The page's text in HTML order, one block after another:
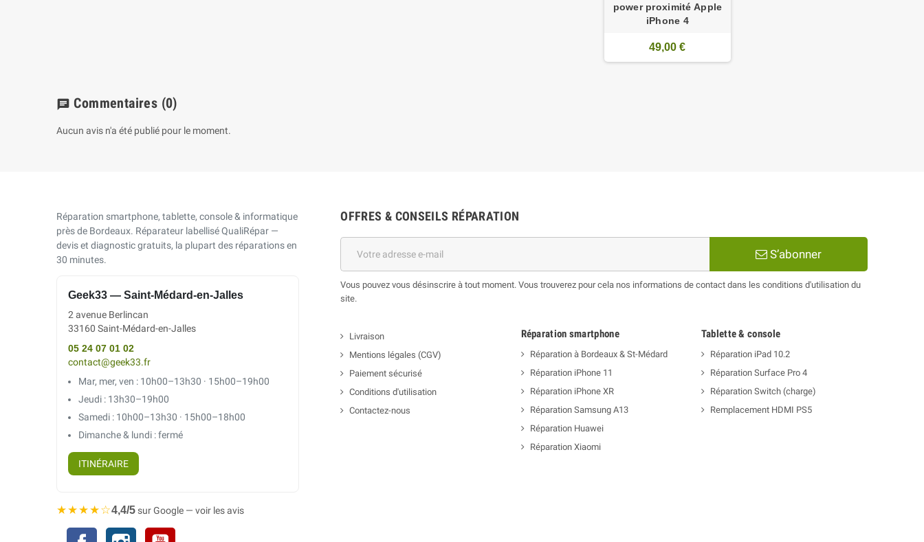
power proximité Apple
iPhone 4
49,00 €
chat Commentaires (0)
Aucun avis n'a été publié pour le moment.
Réparation smartphone, tablette, console & informatique
près de Bordeaux. Réparateur labellisé QualiRépar —
devis et diagnostic gratuits, la plupart des réparations en
30 minutes.
Geek33 — Saint-Médard-en-Jalles
2 avenue Berlincan
33160 Saint-Médard-en-Jalles
05 24 07 01 02
contact@geek33.fr
Mar, mer, ven : 10h00–13h30 · 15h00–19h00
Jeudi : 13h30–19h00
Samedi : 10h00–13h30 · 15h00–18h00
Dimanche & lundi : fermé
ITINÉRAIRE
★★★★☆4,4/5sur Google — voir les avis
Facebook Instagram
OFFRES & CONSEILS RÉPARATION
S’abonner
Vous pouvez vous désinscrire à tout moment. Vous trouverez pour cela nos informations de contact dans les conditions d'utilisation du
site.
Livraison
Mentions légales (CGV)
Paiement sécurisé
Conditions d'utilisation
Contactez-nous
Réparation smartphone
Réparation à Bordeaux & St-Médard
Réparation iPhone 11
Réparation iPhone XR
Réparation Samsung A13
Réparation Huawei
Réparation Xiaomi
Tablette & console
Réparation iPad 10.2
Réparation Surface Pro 4
Réparation Switch (charge)
Remplacement HDMI PS5